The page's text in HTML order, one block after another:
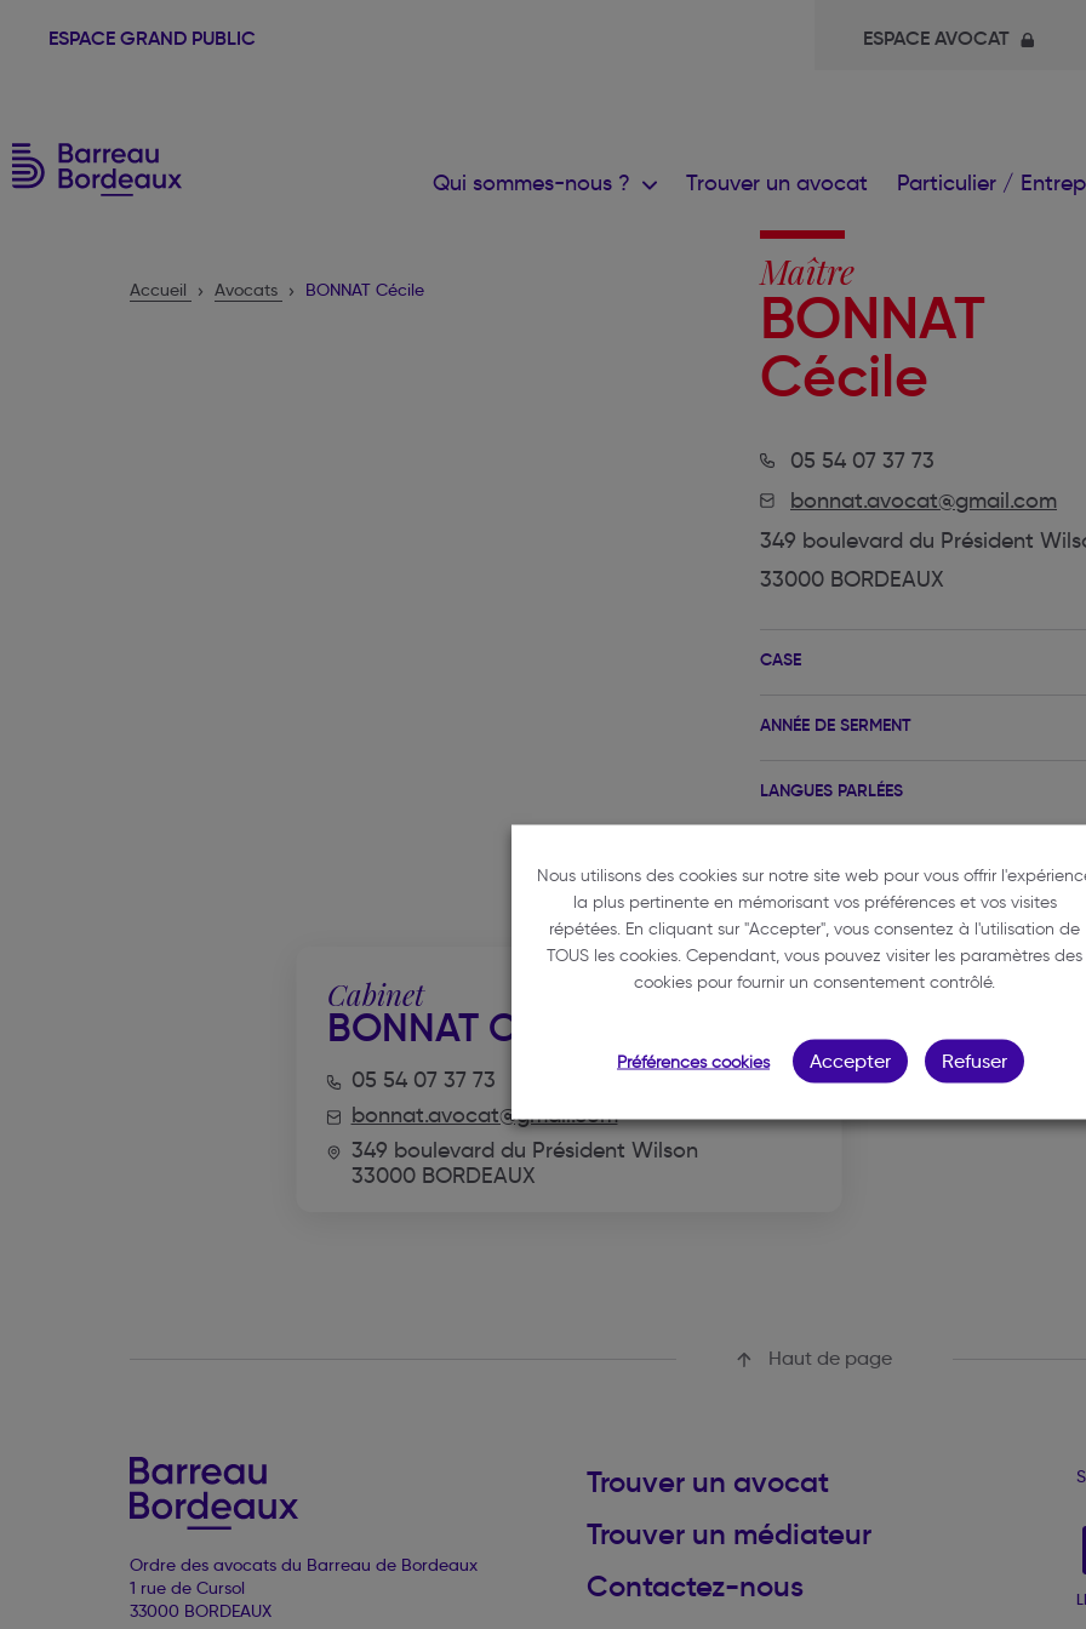
ESPACE GRAND PUBLIC ESPACE AVOCAT
Qui sommes-nous ? Trouver un avocat Particulier /
Accueil Avocats BONNAT Cécile Maître
BONNAT
Cécile
05 54 07 37 73
bonnat.avocat@gmail.com
349 boulevard du Président
33000 BORDEAUX
CASE
ANNÉE DE SERMENT
LANGUES PARLÉES
Cabinet
BONNAT CÉCILE
05 54 07 37 73
bonnat.avocat@gmail.com
349 boulevard du Président Wilson
33000 BORDEAUX
Haut de page
Ordre des avocats du Barreau de Bordeaux
1 rue de Cursol
33000 BORDEAUX
Trouver un avocat
Trouver un médiateur
Contactez-nous
Nous utilisons des cookies sur notre site web pour vous offrir
la plus pertinente en mémorisant vos préférences et vos visites
répétées. En cliquant sur "Accepter", vous consentez à l'utilisation de
TOUS les cookies. Cependant, vous pouvez visiter les paramètres des
cookies pour fournir un consentement contrôlé.
Préférences cookies Accepter Refuser